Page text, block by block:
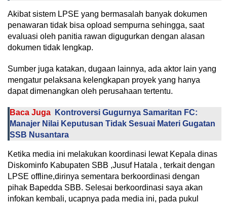
Akibat sistem LPSE yang bermasalah banyak dokumen
penawaran tidak bisa opload sempurna sehingga, saat
evaluasi oleh panitia rawan digugurkan dengan alasan
dokumen tidak lengkap.
Sumber juga katakan, dugaan lainnya, ada aktor lain yang
mengatur pelaksana kelengkapan proyek yang hanya
dapat dimenangkan oleh perusahaan tertentu.
Baca Juga
Kontroversi Gugurnya Samaritan FC:
Manajer Nilai Keputusan Tidak Sesuai Materi Gugatan
SSB Nusantara
Ketika media ini melakukan koordinasi lewat Kepala dinas
Diskominfo Kabupaten SBB ,Jusuf Hatala , terkait dengan
LPSE offline,dirinya sementara berkoordinasi dengan
pihak Bapedda SBB. Selesai berkoordinasi saya akan
infokan kembali, ucapnya pada media ini, pada pukul